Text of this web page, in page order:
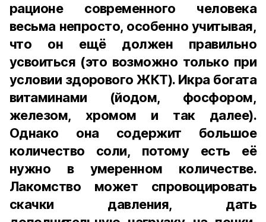
рационе современного человека
весьма непросто, особенно учитывая,
что он ещё должен правильно
усвоиться (это возможно только при
условии здорового ЖКТ). Икра богата
витаминами (йодом, фосфором,
железом, хромом и так далее).
Однако она содержит большое
количество соли, потому есть её
нужно в умеренном количестве.
Лакомство может спровоцировать
скачки давления, дать